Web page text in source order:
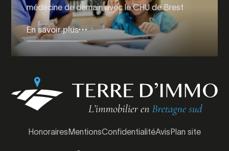
médecine de demain avec le CHU de Brest
En savoir plus
HonorairesMentionsConfidentialitéAvisPlan site